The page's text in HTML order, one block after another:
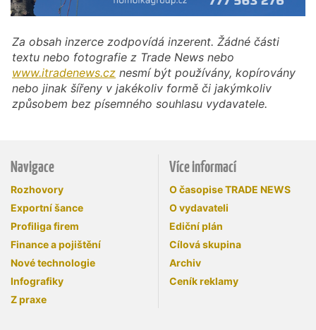
Za obsah inzerce zodpovídá inzerent. Žádné části
textu nebo fotografie z Trade News nebo
www.itradenews.cz nesmí být používány, kopírovány
nebo jinak šířeny v jakékoliv formě či jakýmkoliv
způsobem bez písemného souhlasu vydavatele.
Navigace
Rozhovory
Exportní šance
Profiliga firem
Finance a pojištění
Nové technologie
Infografiky
Z praxe
Více informací
O časopise TRADE NEWS
O vydavateli
Ediční plán
Cílová skupina
Archiv
Ceník reklamy